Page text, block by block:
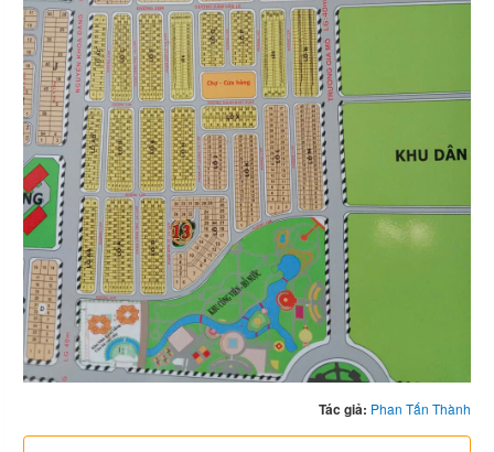
Tác giả: Phan Tấn Thành